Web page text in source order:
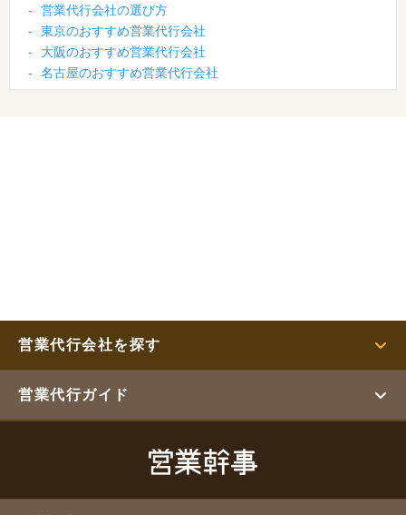
-
営業代行会社の選び方
-
東京のおすすめ営業代行会社
-
大阪のおすすめ営業代行会社
-
名古屋のおすすめ営業代行会社
営業代行会社を探す
営業代行ガイド